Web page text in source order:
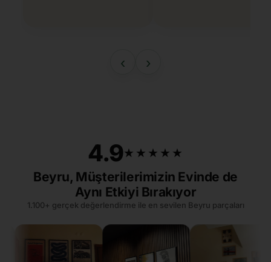
‹ ›
4.9★★★★★
★★★★★
Beyru, Müşterilerimizin Evinde de
Aynı Etkiyi Bırakıyor
1.100+ gerçek değerlendirme ile en sevilen Beyru parçaları